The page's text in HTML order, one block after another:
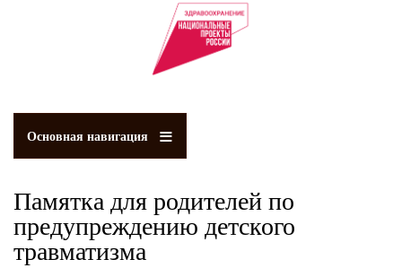
Основная навигация
Памятка для родителей по
предупреждению детского
травматизма